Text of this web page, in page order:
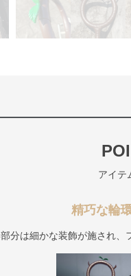
アイテ
精巧な輪
部分は細かな装飾が施され